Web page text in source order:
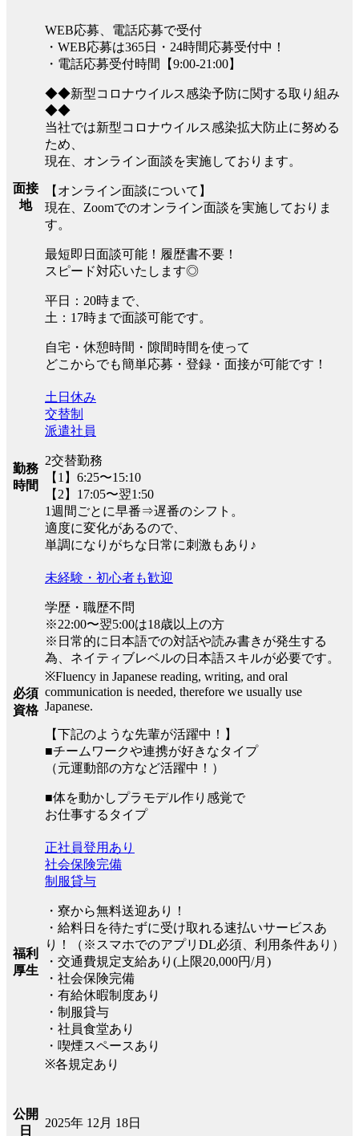
面接
地
WEB応募、電話応募で受付
・WEB応募は365日・24時間応募受付中！
・電話応募受付時間【9:00-21:00】
◆◆新型コロナウイルス感染予防に関する取り組み
◆◆
当社では新型コロナウイルス感染拡大防止に努める
ため、
現在、オンライン面談を実施しております。
【オンライン面談について】
現在、Zoomでのオンライン面談を実施しておりま
す。
最短即日面談可能！履歴書不要！
スピード対応いたします◎
平日：20時まで、
土：17時まで面談可能です。
自宅・休憩時間・隙間時間を使って
どこからでも簡単応募・登録・面接が可能です！
勤務
時間
土日休み
交替制
派遣社員
2交替勤務
【1】6:25〜15:10
【2】17:05〜翌1:50
1週間ごとに早番⇒遅番のシフト。
適度に変化があるので、
単調になりがちな日常に刺激もあり♪
必須
資格
未経験・初心者も歓迎
学歴・職歴不問
※22:00〜翌5:00は18歳以上の方
※日常的に日本語での対話や読み書きが発生する
為、ネイティブレベルの日本語スキルが必要です。
※Fluency in Japanese reading, writing, and oral
communication is needed, therefore we usually use
Japanese.
【下記のような先輩が活躍中！】
■チームワークや連携が好きなタイプ
（元運動部の方など活躍中！）
■体を動かしプラモデル作り感覚で
お仕事するタイプ
福利
厚生
正社員登用あり
社会保険完備
制服貸与
・寮から無料送迎あり！
・給料日を待たずに受け取れる速払いサービスあ
り！（※スマホでのアプリDL必須、利用条件あり）
・交通費規定支給あり(上限20,000円/月)
・社会保険完備
・有給休暇制度あり
・制服貸与
・社員食堂あり
・喫煙スペースあり
※各規定あり
公開
日
2025年 12月 18日